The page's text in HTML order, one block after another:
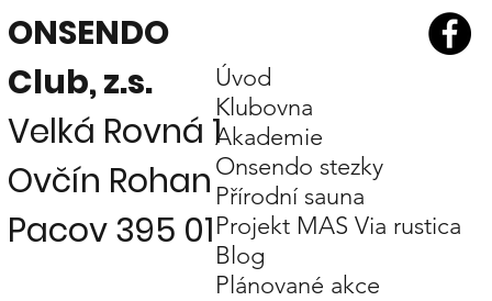
Žijeme v bodu obratu!? Část 3.
Holistické paradigma
ONSENDO
Club, z.s.
Velká Rovná 1
Ovčín Rohan
Pacov 395 01
Úvod
Klubovna
Akademie
Onsendo stezky
Přírodní sauna
Projekt MAS Via rustica
Blog
Plánované akce